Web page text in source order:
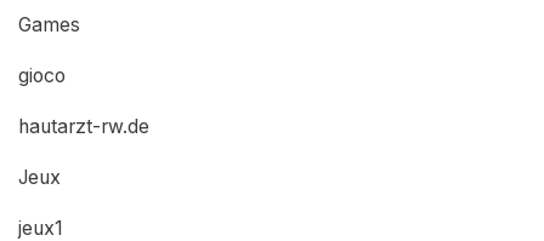
Games
gioco
hautarzt-rw.de
Jeux
jeux1